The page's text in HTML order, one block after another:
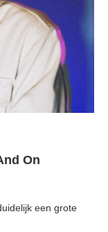
On
een grote